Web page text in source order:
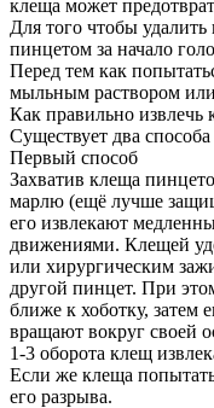
клеща может
Для того чтобы
пинцетом за начало
Перед тем как
мыльным раствором
Как правильно извлечь
Существует два
Первый способ
Захватив клеща
марлю (ещё лучше
его извлекают
движениями. Клещей
или хирургическим
другой пинцет. При
ближе к хоботку, затем
вращают вокруг своей
1-3 оборота клещ
Если же клеща
его разрыва.